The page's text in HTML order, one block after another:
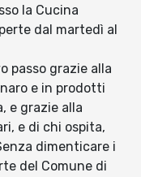
la Cucina
dal martedì al
passo grazie alla
e in prodotti
e grazie alla
e di chi ospita,
dimenticare i
del Comune di